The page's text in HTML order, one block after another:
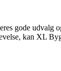
gode udvalg
kan XL